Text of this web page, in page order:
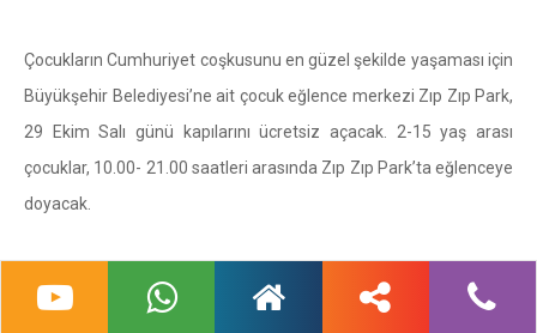
Çocukların Cumhuriyet coşkusunu en güzel şekilde yaşaması için
Büyükşehir Belediyesi’ne ait çocuk eğlence merkezi Zıp Zıp Park,
29 Ekim Salı günü kapılarını ücretsiz açacak. 2-15 yaş arası
çocuklar, 10.00- 21.00 saatleri arasında Zıp Zıp Park’ta eğlenceye
doyacak.
parkı Zıp Zıp Park’ın içinde şişme ünite oyun grupları, trambolin,